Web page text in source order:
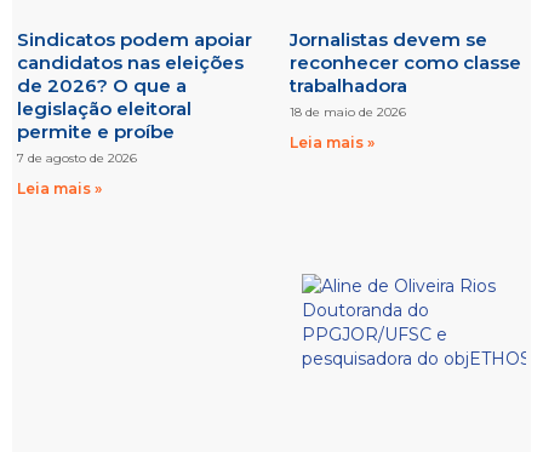
Sindicatos podem apoiar
candidatos nas eleições
de 2026? O que a
legislação eleitoral
permite e proíbe
7 de agosto de 2026
Leia mais »
Jornalistas devem se
reconhecer como classe
trabalhadora
18 de maio de 2026
Leia mais »